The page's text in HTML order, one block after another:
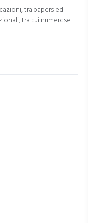
tra papers ed
tra cui numerose